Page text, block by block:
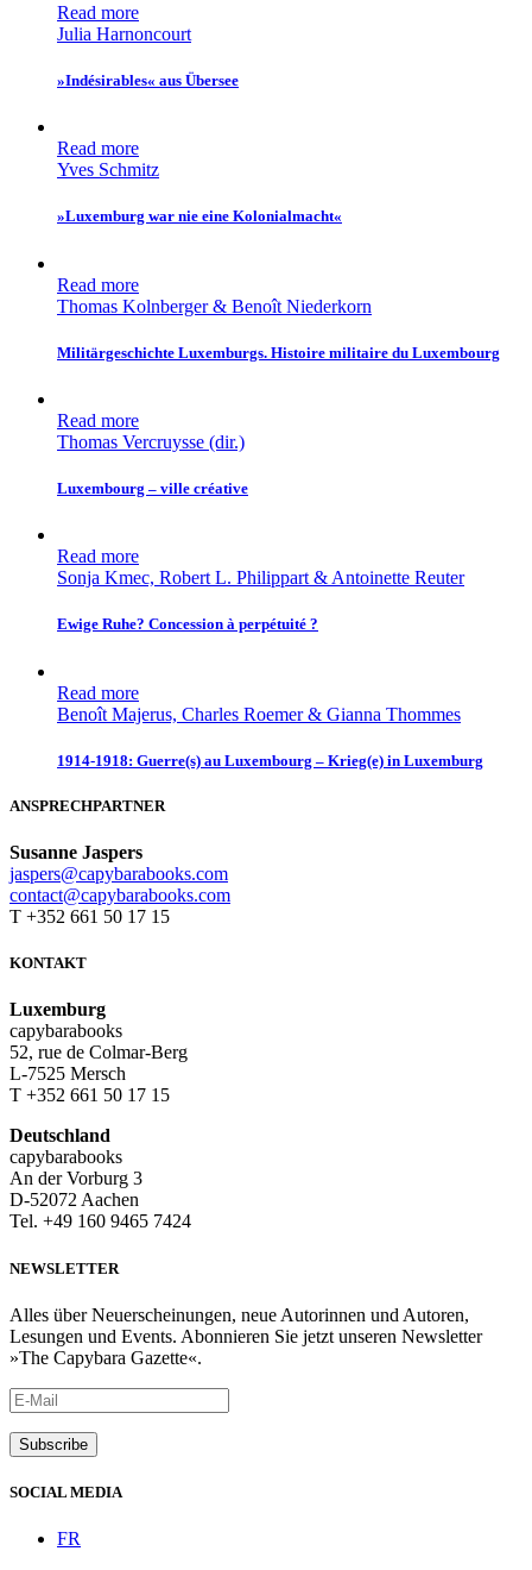
Read more
Julia Harnoncourt
»Indésirables« aus Übersee
Read more
Yves Schmitz
»Luxemburg war nie eine Kolonialmacht«
Read more
Thomas Kolnberger & Benoît Niederkorn
Militärgeschichte Luxemburgs. Histoire militaire du Luxembourg
Read more
Thomas Vercruysse (dir.)
Luxembourg – ville créative
Read more
Sonja Kmec, Robert L. Philippart & Antoinette Reuter
Ewige Ruhe? Concession à perpétuité ?
Read more
Benoît Majerus, Charles Roemer & Gianna Thommes
1914-1918: Guerre(s) au Luxembourg – Krieg(e) in Luxemburg
ANSPRECHPARTNER
Susanne Jaspers
jaspers@capybarabooks.com
contact@capybarabooks.com
T +352 661 50 17 15
KONTAKT
Luxemburg
capybarabooks
52, rue de Colmar-Berg
L-7525 Mersch
T +352 661 50 17 15
Deutschland
capybarabooks
An der Vorburg 3
D-52072 Aachen
Tel. +49 160 9465 7424
NEWSLETTER
Alles über Neuerscheinungen, neue Autorinnen und Autoren,
Lesungen und Events. Abonnieren Sie jetzt unseren Newsletter
»The Capybara Gazette«.
SOCIAL MEDIA
FR